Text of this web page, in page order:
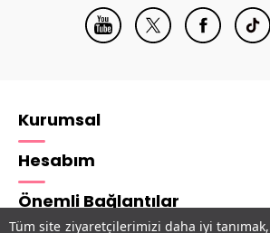
Tüm site ziyaretçilerimizi daha iyi
Kurumsal
Hesabım
Önemli Bağlantılar